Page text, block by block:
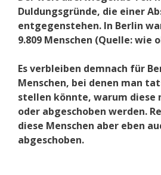
Duldungsgründe, die einer
entgegenstehen. In Berlin
9.809 Menschen (Quelle: wie
Es verbleiben demnach für
Menschen, bei denen man
stellen könnte, warum diese
oder abgeschoben werden.
diese Menschen aber eben
abgeschoben.